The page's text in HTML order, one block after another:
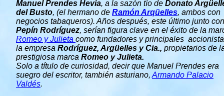
Manuel Prendes Hevia, a la sazón tío de Donato
del Busto, (el hermano de Ramón Arqüelles, ambos con
negocios tabaqueros). Años después, este último junto con
Pepín Rodríguez, serían figura clave en el éxito de la
Romeo y Julieta como fundadores y principales
la empresa Rodríguez, Argüelles y Cia., propietarios de
prestigiosa marca Romeo y Julieta.
Solo a título de curiosidad, decir que Manuel Prendes era
suegro del escritor, también asturiano, Armando Palacio
Valdés.